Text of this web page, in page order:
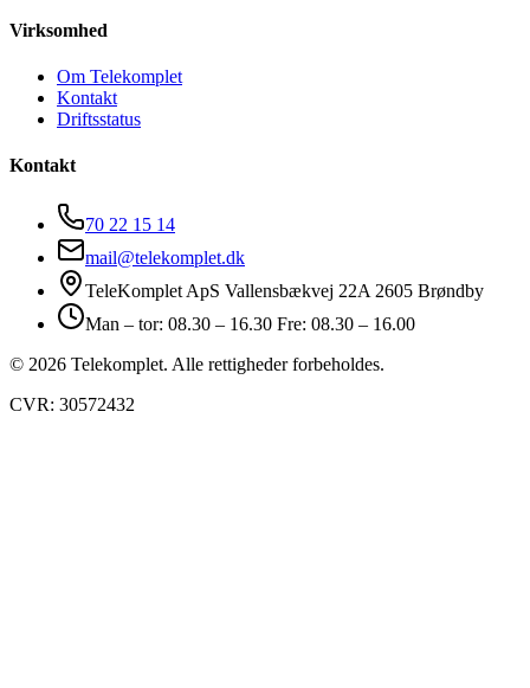
Virksomhed
Om Telekomplet
Kontakt
Driftsstatus
Kontakt
70 22 15 14
mail@telekomplet.dk
TeleKomplet ApS Vallensbækvej 22A 2605 Brøndby
Man – tor: 08.30 – 16.30 Fre: 08.30 – 16.00
© 2026 Telekomplet. Alle rettigheder forbeholdes.
CVR: 30572432